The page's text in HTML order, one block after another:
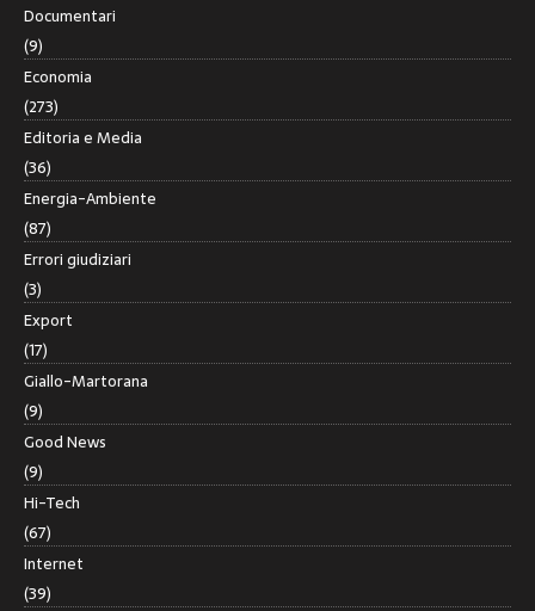
Documentari
(9)
Economia
(273)
Editoria e Media
(36)
Energia-Ambiente
(87)
Errori giudiziari
(3)
Export
(17)
Giallo-Martorana
(9)
Good News
(9)
Hi-Tech
(67)
Internet
(39)